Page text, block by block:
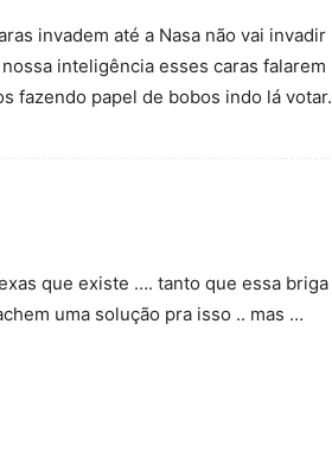
invadem até a Nasa não vai invadir
inteligência esses caras falarem
fazendo papel de bobos indo lá votar.
que existe …. tanto que essa briga
uma solução pra isso .. mas …